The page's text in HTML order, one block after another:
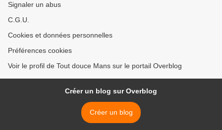
Signaler un abus
C.G.U.
Cookies et données personnelles
Préférences cookies
Voir le profil de Tout douce Mans sur le portail Overblog
Créer un blog sur Overblog
Créer un blog